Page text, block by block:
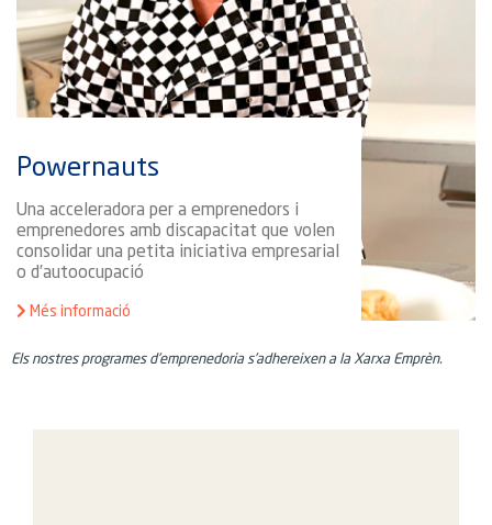
Powernauts
Una acceleradora per a emprenedors i
emprenedores amb discapacitat que volen
consolidar una petita iniciativa empresarial
o d’autoocupació
Més informació
Els nostres programes d’emprenedoria s’adhereixen a la Xarxa Emprèn.